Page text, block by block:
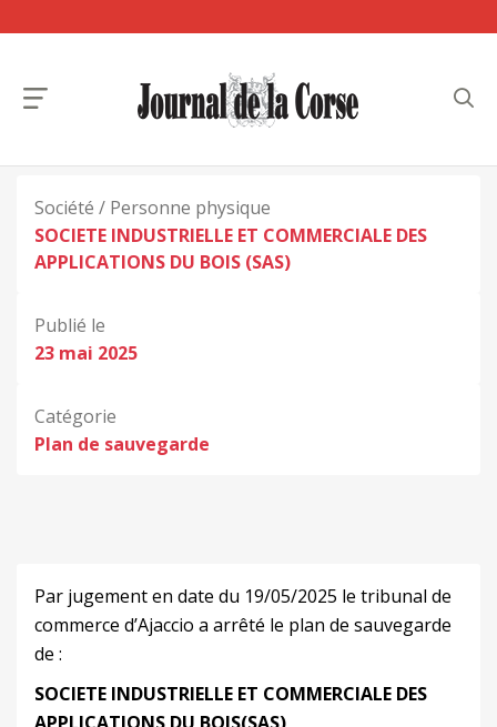
Société / Personne physique
SOCIETE INDUSTRIELLE ET COMMERCIALE DES
APPLICATIONS DU BOIS (SAS)
Publié le
23 mai 2025
Catégorie
Plan de sauvegarde
Par jugement en date du 19/05/2025 le tribunal de
commerce d’Ajaccio a arrêté le plan de sauvegarde
de :
SOCIETE INDUSTRIELLE ET COMMERCIALE DES